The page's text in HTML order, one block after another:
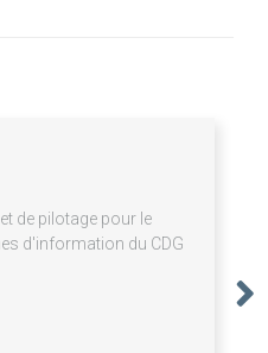
de pilotage pour le
d'information du CDG